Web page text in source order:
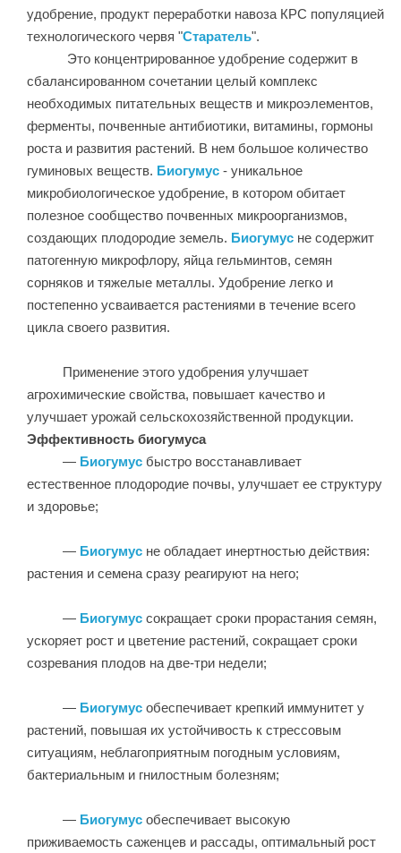
удобрение, продукт переработки навоза КРС популяцией
технологического червя "Старатель".
Это концентрированное удобрение содержит в
сбалансированном сочетании целый комплекс
необходимых питательных веществ и микроэлементов,
ферменты, почвенные антибиотики, витамины, гормоны
роста и развития растений. В нем большое количество
гуминовых веществ. Биогумус - уникальное
микробиологическое удобрение, в котором обитает
полезное сообщество почвенных микроорганизмов,
создающих плодородие земель. Биогумус не содержит
патогенную микрофлору, яйца гельминтов, семян
сорняков и тяжелые металлы. Удобрение легко и
постепенно усваивается растениями в течение всего
цикла своего развития.
Применение этого удобрения улучшает
агрохимические свойства, повышает качество и
улучшает урожай сельскохозяйственной продукции.
Эффективность биогумуса
— Биогумус быстро восстанавливает
естественное плодородие почвы, улучшает ее структуру
и здоровье;
— Биогумус не обладает инертностью действия:
растения и семена сразу реагируют на него;
— Биогумус сокращает сроки прорастания семян,
ускоряет рост и цветение растений, сокращает сроки
созревания плодов на две-три недели;
— Биогумус обеспечивает крепкий иммунитет у
растений, повышая их устойчивость к стрессовым
ситуациям, неблагоприятным погодным условиям,
бактериальным и гнилостным болезням;
— Биогумус обеспечивает высокую
приживаемость саженцев и рассады, оптимальный рост